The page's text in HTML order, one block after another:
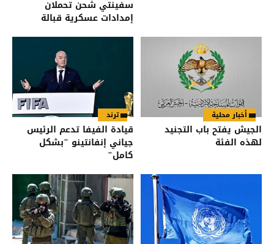
سفينتي شحن تحملان
إمدادات عسكرية قبالة
أخبار محلية
الجيش يفتح باب التجنيد
لهذه الفئة
ترند
قيادة الفيفا تدعم الرئيس
جياني إنفانتينو "بشكل
كامل"